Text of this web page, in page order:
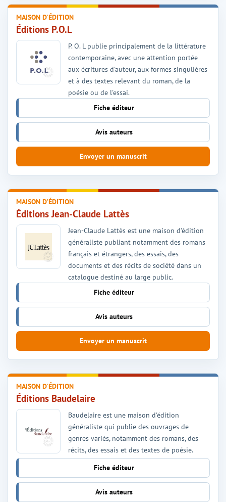
MAISON D'ÉDITION
Éditions Baudelaire
Baudelaire est une maison d'édition
généraliste qui publie des ouvrages de
genres variés, notamment des romans, des
récits, des essais et des textes de poésie.
Fiche éditeur
Avis auteurs
MAISON D'ÉDITION
Éditions P.O.L
P. O. L publie principalement de la littérature
contemporaine, avec une attention portée
aux écritures d'auteur, aux formes singulières
et à des textes relevant du roman, de la
poésie ou de l'essai.
Fiche éditeur
Avis auteurs
Envoyer un manuscrit
MAISON D'ÉDITION
Éditions Jean-Claude Lattès
Jean-Claude Lattès est une maison d'édition
généraliste publiant notamment des romans
français et étrangers, des essais, des
documents et des récits de société dans un
catalogue destiné au large public.
Fiche éditeur
Avis auteurs
Envoyer un manuscrit